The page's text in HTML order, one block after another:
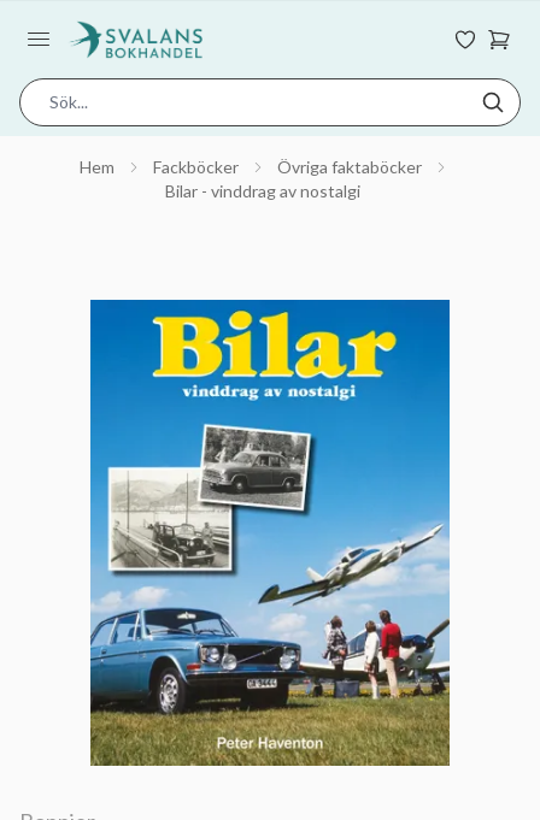
Hem Fackböcker
Övriga faktaböcker
Bilar - vinddrag av nostalgi